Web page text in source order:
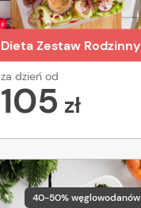
Dieta Zestaw Rodzinny
za dzień od
105 zł
40-50% węglowodanów